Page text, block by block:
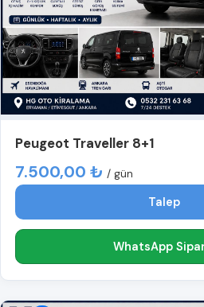
Peugeot Traveller 8+1
7.500,00 ₺ / gün
Talep
WhatsApp